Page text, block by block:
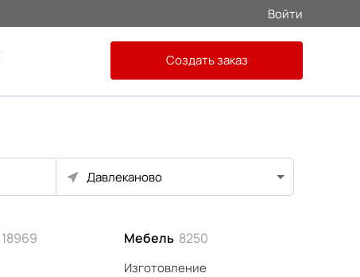
Войти
Создать заказ
Давлеканово
18969 Мебель 8250
Изготовление